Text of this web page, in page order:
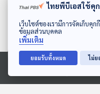
ดาวน์โหลด Thai PBS Podcast Application
Ⓒ 2020 องค์การกระจายเสียงและแพร่ภาพสา
ไทยพีบีเอสใช้คุ
เว็บไซต์ของเรามีการจัดเก็บคุ
ข้อมูลส่วนบุคคล
เพิ่มเติม
ยอมรับทั้งหมด ไม่